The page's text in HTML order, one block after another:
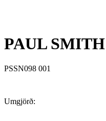
PAUL SMITH
PSSN098 001
Umgjörð: